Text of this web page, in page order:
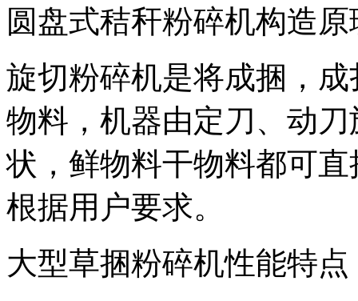
圆盘式秸秆粉碎机构造
旋切粉碎机是将成捆，
物料，机器由定刀、动
状，鲜物料干物料都可
根据用户要求。
大型草捆粉碎机性能特点